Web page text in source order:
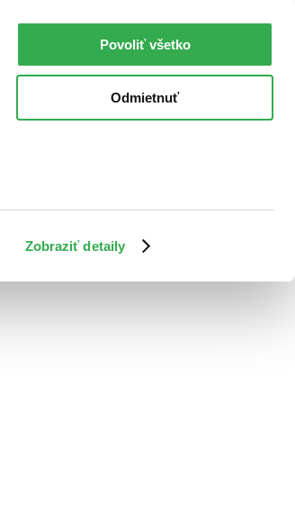
Zobraziť detaily
Povoliť všetko
Odmietnuť